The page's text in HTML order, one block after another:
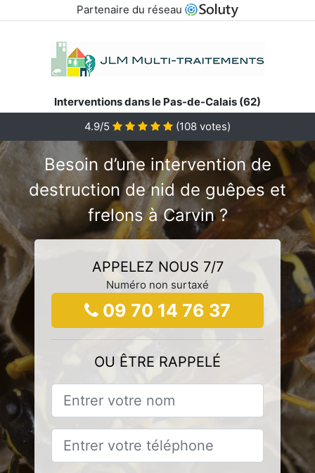
Partenaire du réseau
Interventions dans le Pas-de-Calais (62)
4.9/5
(108 votes)
Besoin d’une intervention de
destruction de nid de guêpes et
frelons à Carvin ?
APPELEZ NOUS 7/7
Numéro non surtaxé
09 70 14 76 37
OU ÊTRE RAPPELÉ